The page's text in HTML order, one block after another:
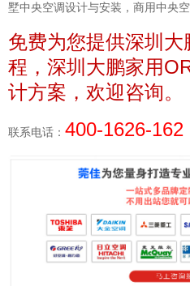
墅中央空调设计与安装，商用中央
免费为您提供深圳
程， 深圳大鹏家用
计方案，欢迎咨询。
联系电话： 400-1626-162